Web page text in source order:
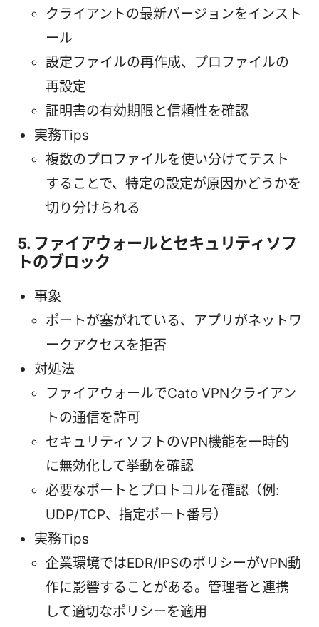
クライアントの最新バージョンをインスト
ール
設定ファイルの再作成、プロファイルの
再設定
証明書の有効期限と信頼性を確認
実務Tips
複数のプロファイルを使い分けてテスト
することで、特定の設定が原因かどうかを
切り分けられる
5. ファイアウォールとセキュリティソフ
トのブロック
事象
ポートが塞がれている、アプリがネットワ
ークアクセスを拒否
対処法
ファイアウォールでCato VPNクライアン
トの通信を許可
セキュリティソフトのVPN機能を一時的
に無効化して挙動を確認
必要なポートとプロトコルを確認（例:
UDP/TCP、指定ポート番号）
実務Tips
企業環境ではEDR/IPSのポリシーがVPN動
作に影響することがある。管理者と連携
して適切なポリシーを適用